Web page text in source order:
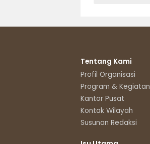
Tentang Kami
Profil Organisasi
Program & Kegiatan
Kantor Pusat
Kontak Wilayah
Susunan Redaksi